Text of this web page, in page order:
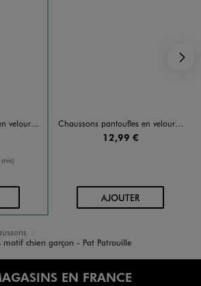
La Pat'Patrouille
PANIER
Chaussons pantoufles en velours imprimés Chase garçon - La Pat'Patrouille
12,99 €
AJOUTERAU PANIER
motif chien garçon - Pat Patrouille
EN FRANCE